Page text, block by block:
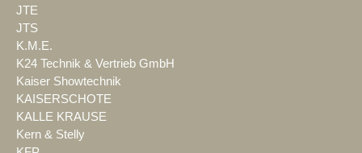
JTE
JTS
K.M.E.
K24 Technik & Vertrieb GmbH
Kaiser Showtechnik
KAISERSCHOTE
KALLE KRAUSE
Kern & Stelly